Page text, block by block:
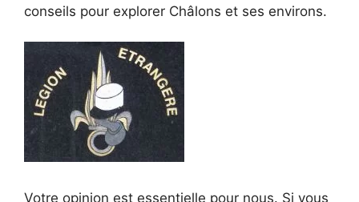
conseils pour explorer Châlons et ses environs.
Votre opinion est essentielle pour nous. Si vous